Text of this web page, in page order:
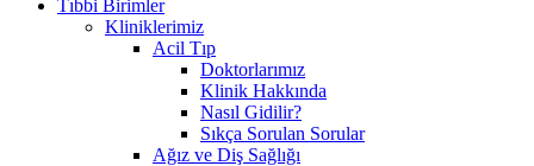
Tıbbi Birimler
Kliniklerimiz
Acil Tıp
Doktorlarımız
Klinik Hakkında
Nasıl Gidilir?
Sıkça Sorulan Sorular
Ağız ve Diş Sağlığı